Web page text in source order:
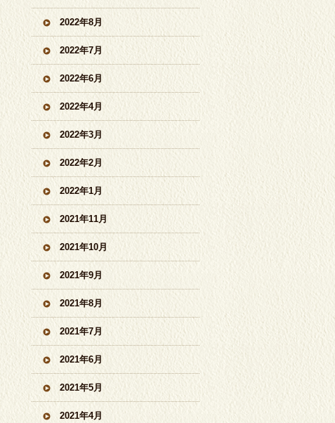
2022年8月
2022年7月
2022年6月
2022年4月
2022年3月
2022年2月
2022年1月
2021年11月
2021年10月
2021年9月
2021年8月
2021年7月
2021年6月
2021年5月
2021年4月